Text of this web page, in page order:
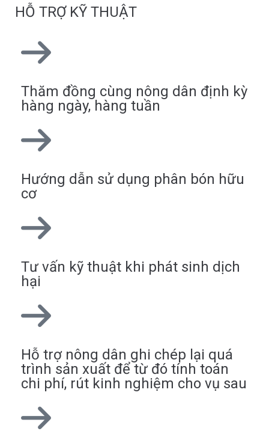
HỖ TRỢ KỸ THUẬT
Thăm đồng cùng nông dân định kỳ
hàng ngày, hàng tuần
Hướng dẫn sử dụng phân bón hữu
cơ
Tư vấn kỹ thuật khi phát sinh dịch
hại
Hỗ trợ nông dân ghi chép lại quá
trình sản xuất để từ đó tính toán
chi phí, rút kinh nghiệm cho vụ sau